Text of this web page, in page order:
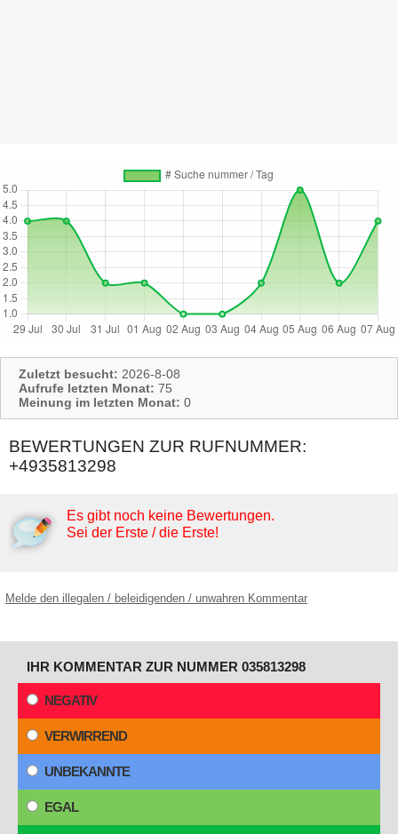
Zuletzt besucht: 2026-8-08
Aufrufe letzten Monat: 75
Meinung im letzten Monat: 0
BEWERTUNGEN ZUR RUFNUMMER:
+4935813298
Es gibt noch keine Bewertungen.
Sei der Erste / die Erste!
Melde den illegalen / beleidigenden / unwahren Kommentar
IHR KOMMENTAR ZUR NUMMER 035813298
NEGATIV
VERWIRREND
UNBEKANNTE
EGAL